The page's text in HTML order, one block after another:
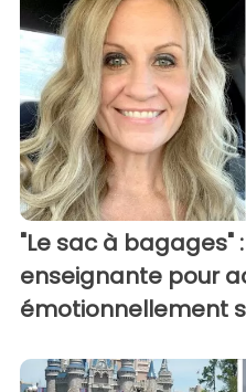
"Le sac à bagages"
enseignante pour
émotionnellement